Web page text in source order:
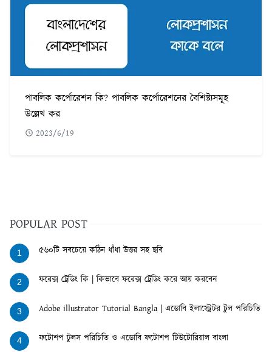
পাবলিক কর্পোরেশন কি? পাবলিক কর্পোরেশনের বৈশিষ্ট্যসমূহ
উল্লেখ কর
2023/6/19
POPULAR POST
1 ৫৬০টি সবচেয়ে কঠিন ধাঁধা উত্তর সহ ছবি
2 ফরেক্স ট্রেডিং কি | কিভাবে ফরেক্স ট্রেডিং করে আয় করবেন
3 Adobe illustrator Tutorial Bangla | এডোবি ইলাস্ট্রেটর টুল পরিচিতি
4 ফটোশপ টুলস পরিচিতি ও এডোবি ফটোশপ টিউটোরিয়াল বাংলা